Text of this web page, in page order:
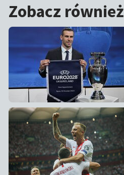
Zobacz również